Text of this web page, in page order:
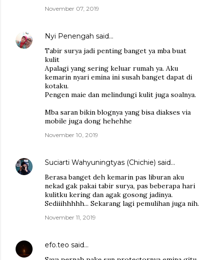
November 07, 2019
Nyi Penengah said…
Tabir surya jadi penting banget ya mba buat
kulit
Apalagi yang sering keluar rumah ya. Aku
kemarin nyari emina ini susah banget dapat di
kotaku.
Pengen maie dan melindungi kulit juga soalnya.
Mba saran bikin blognya yang bisa diakses via
mobile juga dong hehehhe
November 10, 2019
Suciarti Wahyuningtyas (Chichie) said…
Berasa banget deh kemarin pas liburan aku
nekad gak pakai tabir surya, pas beberapa hari
kulitku kering dan agak gosong jadinya.
Sediiihhhhh... Sekarang lagi pemulihan juga nih.
November 11, 2019
efo.teo said…